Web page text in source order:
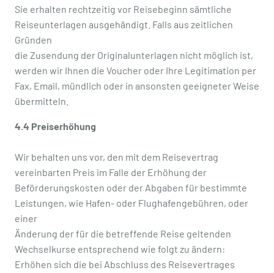
Sie erhalten rechtzeitig vor Reisebeginn sämtliche
Reiseunterlagen ausgehändigt. Falls aus zeitlichen
Gründen
die Zusendung der Originalunterlagen nicht möglich ist,
werden wir Ihnen die Voucher oder Ihre Legitimation per
Fax, Email, mündlich oder in ansonsten geeigneter Weise
übermitteln.
4.4 Preiserhöhung
Wir behalten uns vor, den mit dem Reisevertrag
vereinbarten Preis im Falle der Erhöhung der
Beförderungskosten oder der Abgaben für bestimmte
Leistungen, wie Hafen- oder Flughafengebühren, oder
einer
Änderung der für die betreffende Reise geltenden
Wechselkurse entsprechend wie folgt zu ändern:
Erhöhen sich die bei Abschluss des Reisevertrages